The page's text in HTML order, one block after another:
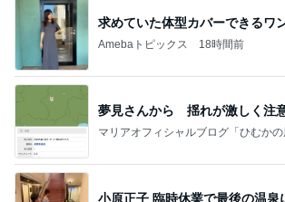
求めていた体型カバーできるワ
Amebaトピックス 18時間前
夢見さんから 揺れが激しく注意
マリアオフィシャルブログ「ひむか
小原正子 臨時休業で最後の温泉